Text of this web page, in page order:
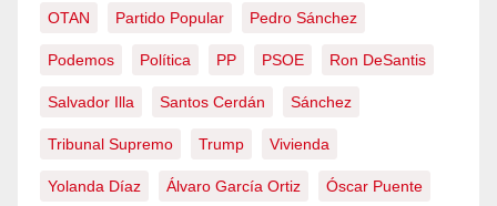
OTAN Partido Popular Pedro Sánchez
Podemos Política PP PSOE Ron DeSantis
Salvador Illa Santos Cerdán Sánchez
Tribunal Supremo Trump Vivienda
Yolanda Díaz Álvaro García Ortiz Óscar Puente